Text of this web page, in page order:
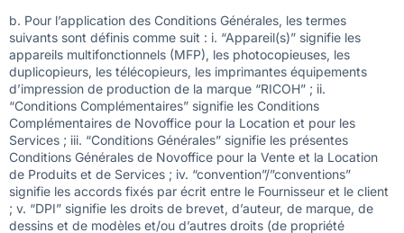
b. Pour l’application des Conditions Générales, les termes
suivants sont définis comme suit : i. “Appareil(s)” signifie les
appareils multifonctionnels (MFP), les photocopieuses, les
duplicopieurs, les télécopieurs, les imprimantes équipements
d’impression de production de la marque “RICOH” ; ii.
“Conditions Complémentaires” signifie les Conditions
Complémentaires de Novoffice pour la Location et pour les
Services ; iii. “Conditions Générales” signifie les présentes
Conditions Générales de Novoffice pour la Vente et la Location
de Produits et de Services ; iv. “convention”/”conventions”
signifie les accords fixés par écrit entre le Fournisseur et le client
; v. “DPI” signifie les droits de brevet, d’auteur, de marque, de
dessins et de modèles et/ou d’autres droits (de propriété